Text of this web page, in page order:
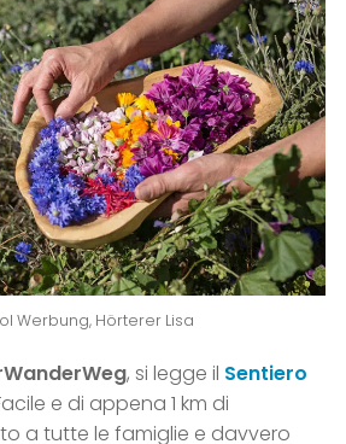
Werbung, Hörterer Lisa
, si legge il Sentiero
e di appena 1 km di
a tutte le famiglie e davvero